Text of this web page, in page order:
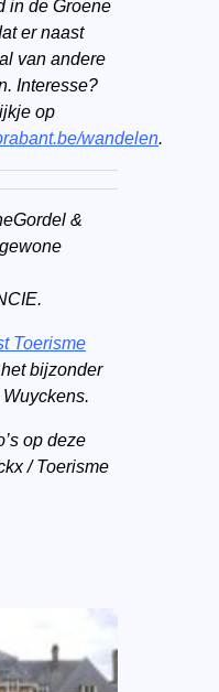
in de Groene
er naast
van andere
Interesse?
op
wandelen.
&
Toerisme
bijzonder
op deze
/ Toerisme